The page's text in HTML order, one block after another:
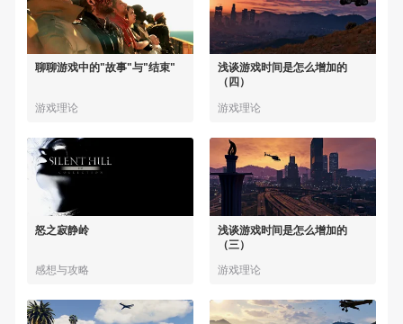
聊聊游戏中的"故事"与"结束"
游戏理论
浅谈游戏时间是怎么增加的
（四）
游戏理论
怒之寂静岭
感想与攻略
浅谈游戏时间是怎么增加的
（三）
游戏理论